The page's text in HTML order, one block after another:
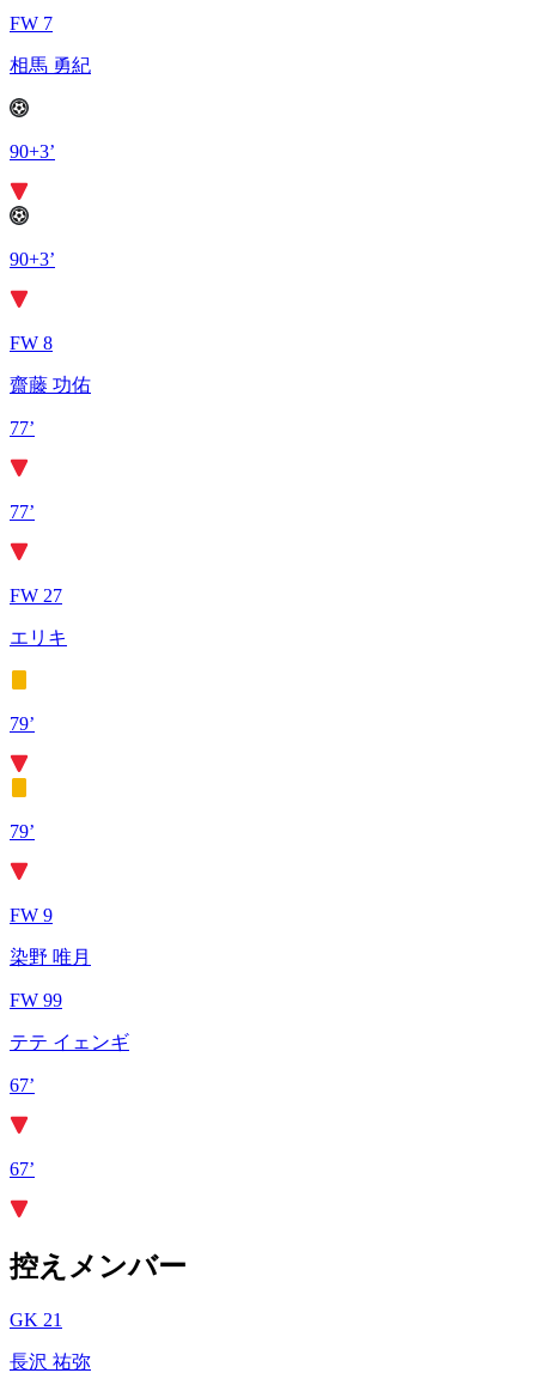
FW 7
相馬 勇紀
90+3’
90+3’
FW 8
齋藤 功佑
77’
77’
FW 27
エリキ
79’
79’
FW 9
染野 唯月
FW 99
テテ イェンギ
67’
67’
控えメンバー
GK 21
長沢 祐弥